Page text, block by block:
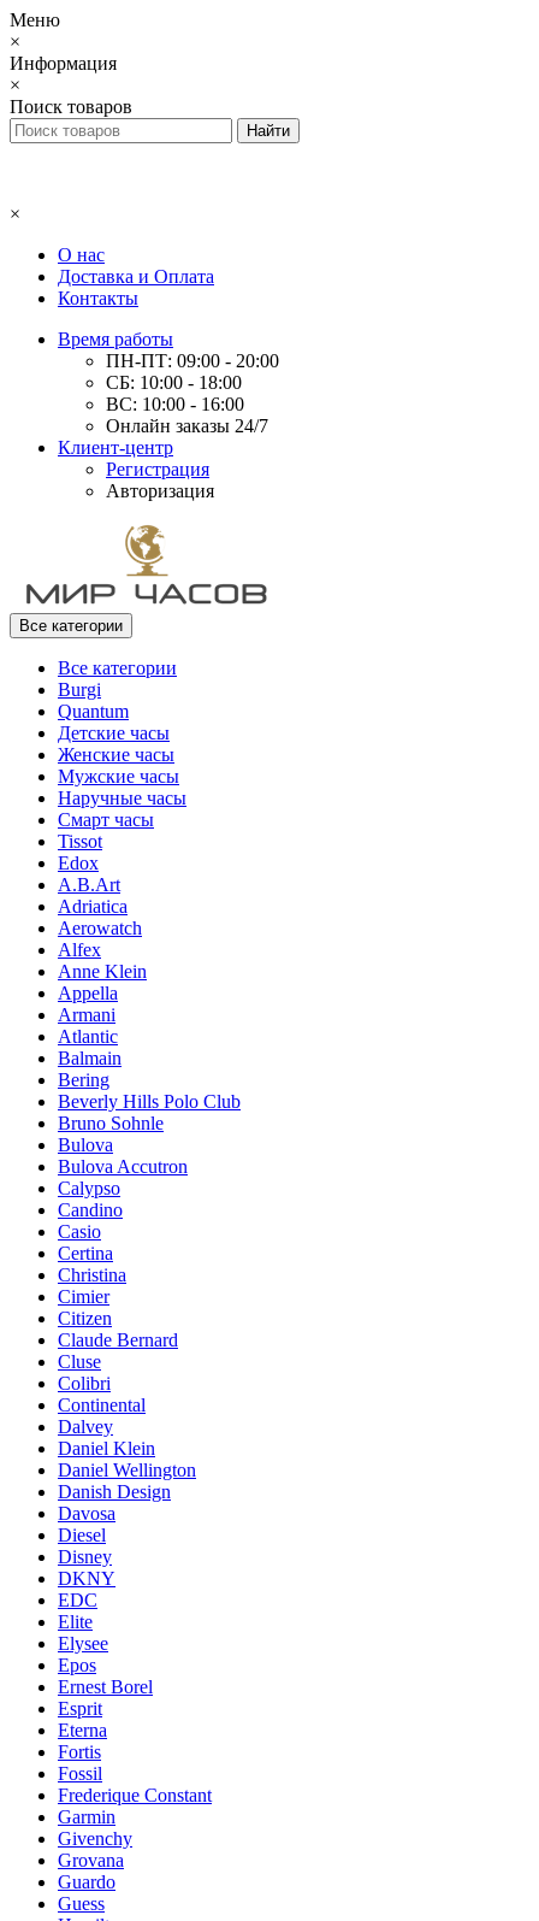
Меню
×
Информация
×
Поиск товаров
×
О нас
Доставка и Оплата
Контакты
Время работы
ПН-ПТ: 09:00 - 20:00
СБ: 10:00 - 18:00
ВС: 10:00 - 16:00
Онлайн заказы 24/7
Клиент-центр
Регистрация
Авторизация
Все категории
Все категории
Burgi
Quantum
Детские часы
Женские часы
Мужские часы
Наручные часы
Смарт часы
Tissot
Edox
A.B.Art
Adriatica
Aerowatch
Alfex
Anne Klein
Appella
Armani
Atlantic
Balmain
Bering
Beverly Hills Polo Club
Bruno Sohnle
Bulova
Bulova Accutron
Calypso
Candino
Casio
Certina
Christina
Cimier
Citizen
Claude Bernard
Cluse
Colibri
Continental
Dalvey
Daniel Klein
Daniel Wellington
Danish Design
Davosa
Diesel
Disney
DKNY
EDC
Elite
Elysee
Epos
Ernest Borel
Esprit
Eterna
Fortis
Fossil
Frederique Constant
Garmin
Givenchy
Grovana
Guardo
Guess